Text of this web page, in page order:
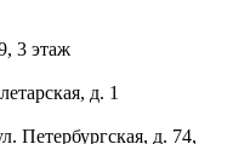
3 этаж
д. 1
Петербургская, д. 74,